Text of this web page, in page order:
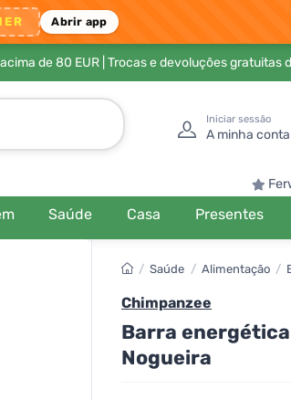
Abrir app
de 80 EUR| Trocas e devoluções gratuitas
Iniciar sessão
A minha conta
Saúde Casa Presentes
/ Saúde / Alimentação /
Chimpanzee
Barra
Nogueira